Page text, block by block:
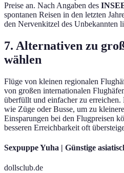
Preise an. Nach Angaben des
spontanen Reisen in den letzten
den Nervenkitzel des Unbekannten
7. Alternativen zu
wählen
Flüge von kleinen regionalen
von großen internationalen
überfüllt und einfacher zu
wie Züge oder Busse, um zu
Einsparungen bei den Flugpreisen
besseren Erreichbarkeit oft
Sexpuppe Yuha | Günstige
dollsclub.de